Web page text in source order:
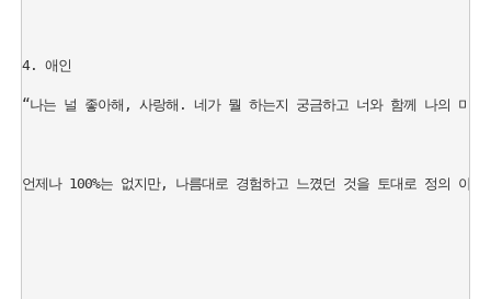
4. 애인
“나는 널 좋아해, 사랑해. 네가 뭘 하는지 궁금하고 너와 함께 나의 미
언제나 100%는 없지만, 나름대로 경험하고 느꼈던 것을 토대로 정의